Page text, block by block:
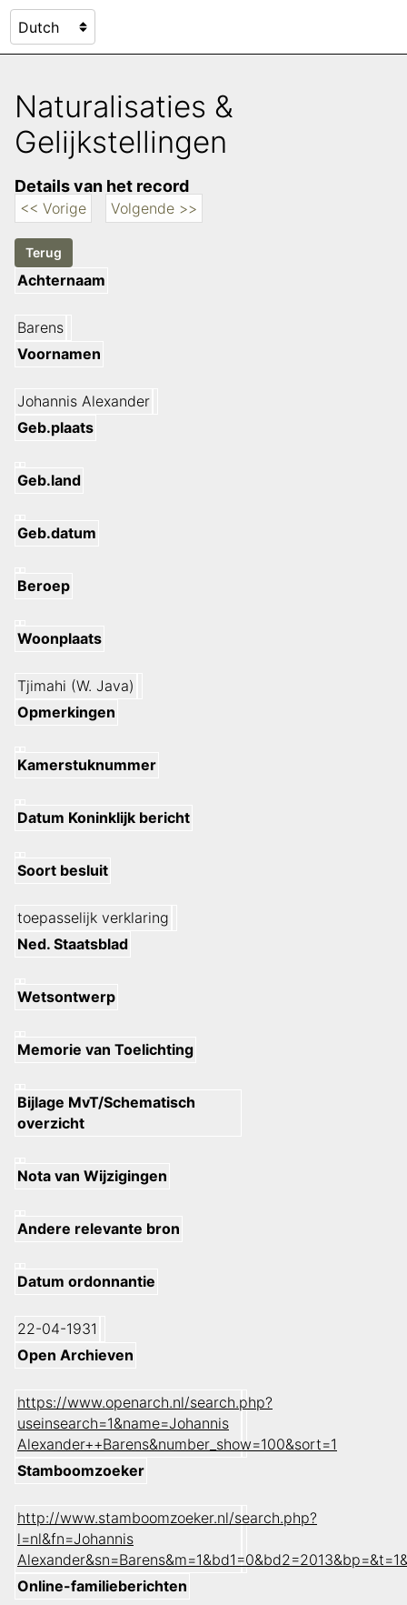
Naturalisaties &
Gelijkstellingen
Details van het record
<< Vorige Volgende >>
Achternaam
Barens
Voornamen
Johannis Alexander
Geb.plaats
Geb.land
Geb.datum
Beroep
Woonplaats
Tjimahi (W. Java)
Opmerkingen
Kamerstuknummer
Datum Koninklijk bericht
Soort besluit
toepasselijk verklaring
Ned. Staatsblad
Wetsontwerp
Memorie van Toelichting
Bijlage MvT/Schematisch
overzicht
Nota van Wijzigingen
Andere relevante bron
Datum ordonnantie
22-04-1931
Open Archieven
https://www.openarch.nl/search.php?
useinsearch=1&name=Johannis
Alexander++Barens&number_show=100&sort=1
Stamboomzoeker
http://www.stamboomzoeker.nl/search.php?
l=nl&fn=Johannis
Online-familieberichten